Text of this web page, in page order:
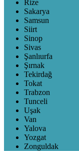
Rize
Sakarya
Samsun
Siirt
Sinop
Sivas
Şanlıurfa
Şırnak
Tekirdağ
Tokat
Trabzon
Tunceli
Uşak
Van
Yalova
Yozgat
Zonguldak